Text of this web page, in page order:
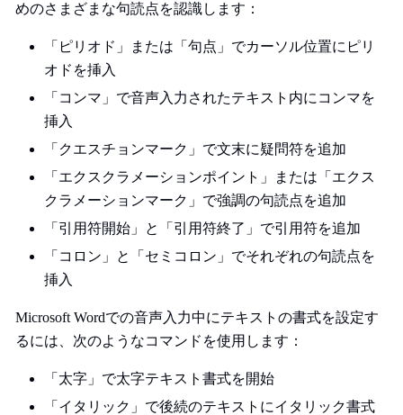
めのさまざまな句読点を認識します：
「ピリオド」または「句点」でカーソル位置にピリ
オドを挿入
「コンマ」で音声入力されたテキスト内にコンマを
挿入
「クエスチョンマーク」で文末に疑問符を追加
「エクスクラメーションポイント」または「エクス
クラメーションマーク」で強調の句読点を追加
「引用符開始」と「引用符終了」で引用符を追加
「コロン」と「セミコロン」でそれぞれの句読点を
挿入
Microsoft Wordでの音声入力中にテキストの書式を設定す
るには、次のようなコマンドを使用します：
「太字」で太字テキスト書式を開始
「イタリック」で後続のテキストにイタリック書式